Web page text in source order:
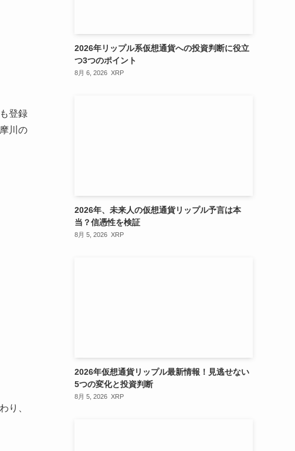
登録
川の
り、
2026年リップル系仮想通貨への投資判断に役立
つ3つのポイント
8月 6, 2026 XRP
2026年、未来人の仮想通貨リップル予言は本
当？信憑性を検証
8月 5, 2026 XRP
2026年仮想通貨リップル最新情報！見逃せない
5つの変化と投資判断
8月 5, 2026 XRP